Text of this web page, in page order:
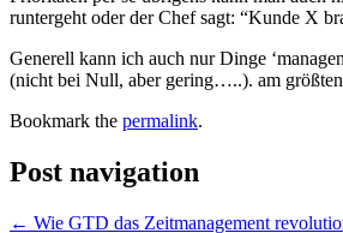
runtergeht oder der Chef sagt: “Kunde X
Generell kann ich auch nur Dinge
(nicht bei Null, aber gering…..). am größten
Bookmark the permalink.
Post navigation
← Wie GTD das Zeitmanagement